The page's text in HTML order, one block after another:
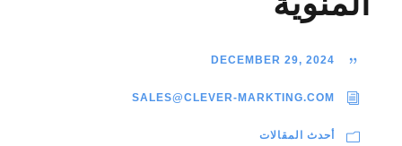
DECEMBER 29, 2024
SALES@CLEVER-MARKTING.COM
أحدث المقالات